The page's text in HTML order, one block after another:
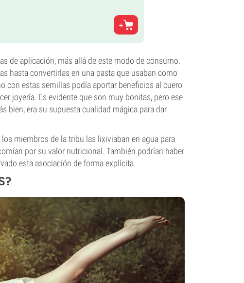
de aplicación, más allá de este modo de consumo.
hasta convertirlas en una pasta que usaban como
con estas semillas podía aportar beneficios al cuero
joyería. Es evidente que son muy bonitas, pero ese
bien, era su supuesta cualidad mágica para dar
miembros de la tribu las lixiviaban en agua para
por su valor nutricional. También podrían haber
esta asociación de forma explícita.